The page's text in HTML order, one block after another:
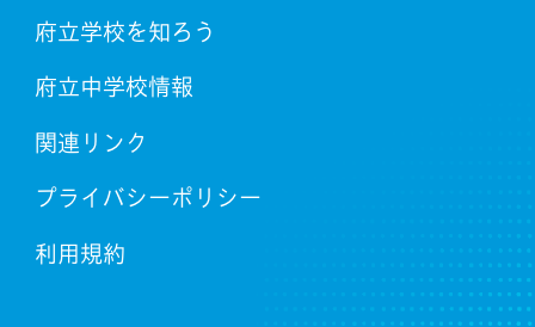
府立学校を知ろう
府立中学校情報
関連リンク
プライバシーポリシー
利用規約